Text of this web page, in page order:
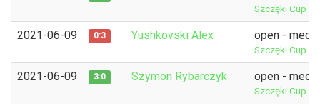
Szczęki Cup
2021-06-09 0:3 Yushkovski Alex open - mecz
Szczęki Cup
2021-06-09 3:0 Szymon Rybarczyk open - mecz
Szczęki Cup